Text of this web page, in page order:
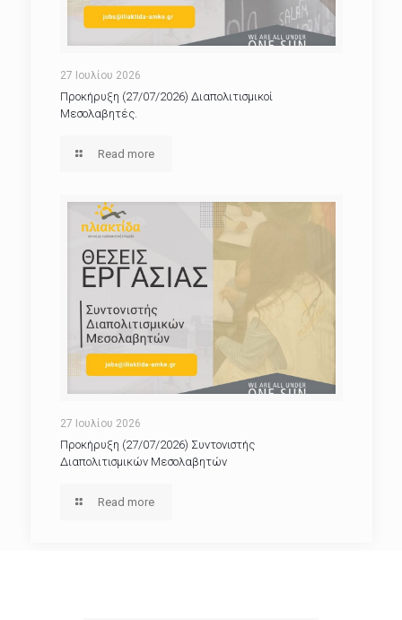
27 Ιουλίου 2026
Προκήρυξη (27/07/2026) Διαπολιτισμικοί
Μεσολαβητές.
Read more
27 Ιουλίου 2026
Προκήρυξη (27/07/2026) Συντονιστής
Διαπολιτισμικών Μεσολαβητών
Read more